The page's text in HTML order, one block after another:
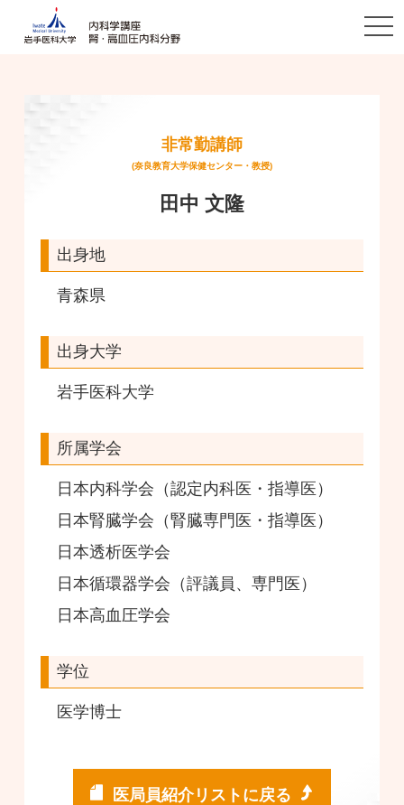
非常勤講師
(奈良教育大学保健センター・教授)
田中 文隆
出身地
青森県
出身大学
岩手医科大学
所属学会
日本内科学会（認定内科医・指導医）
日本腎臓学会（腎臓専門医・指導医）
日本透析医学会
日本循環器学会（評議員、専門医）
日本高血圧学会
学位
医学博士
医局員紹介リストに戻る